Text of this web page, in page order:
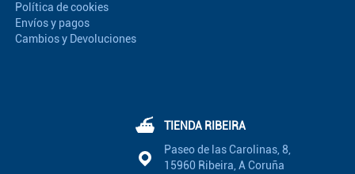
Política de cookies
Envíos y pagos
Cambios y Devoluciones
⛴
TIENDA RIBEIRA
Paseo de las Carolinas, 8,
15960 Ribeira, A Coruña